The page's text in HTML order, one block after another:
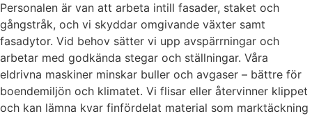
Personalen är van att arbeta intill fasader, staket och
gångstråk, och vi skyddar omgivande växter samt
fasadytor. Vid behov sätter vi upp avspärrningar och
arbetar med godkända stegar och ställningar. Våra
eldrivna maskiner minskar buller och avgaser – bättre för
boendemiljön och klimatet. Vi flisar eller återvinner klippet
och kan lämna kvar finfördelat material som marktäckning